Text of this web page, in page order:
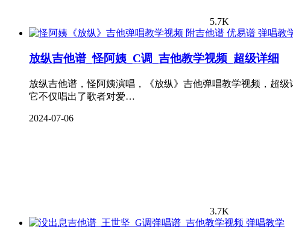
5.7K
弹唱教
放纵吉他谱_怪阿姨_C调_吉他教学视频_超级详细
放纵吉他谱，怪阿姨演唱，《放纵》吉他弹唱教学视频，超
它不仅唱出了歌者对爱…
2024-07-06
3.7K
弹唱教学